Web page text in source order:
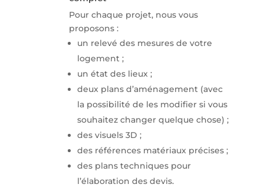
Pour chaque projet, nous vous
proposons :
un relevé des mesures de votre
logement ;
un état des lieux ;
deux plans d’aménagement (avec
la possibilité de les modifier si vous
souhaitez changer quelque chose) ;
des visuels 3D ;
des références matériaux précises ;
des plans techniques pour
l’élaboration des devis.